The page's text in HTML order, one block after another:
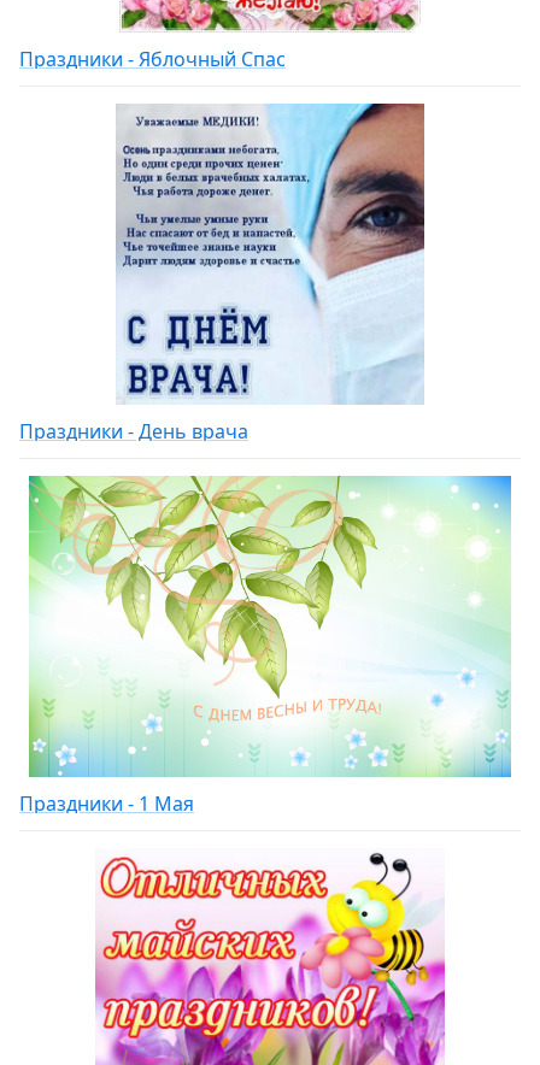
Праздники - Яблочный Спас
Праздники - День врача
Праздники - 1 Мая